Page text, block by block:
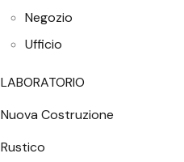
Negozio
Ufficio
LABORATORIO
Nuova Costruzione
Rustico